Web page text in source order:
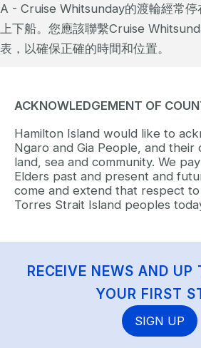
A - Cruise Whitsunday的渡輪經常停
上下船。您應該聯繫Cruise
表，以確保正確的時間和位置。
ACKNOWLEDGEMENT OF
Hamilton Island would like to
Ngaro and Gia People, and their
land, sea and community. We
Elders past and present and
come and extend that respect
Torres Strait Island peoples
RECEIVE NEWS AND
YOUR FIRST
SIGN UP